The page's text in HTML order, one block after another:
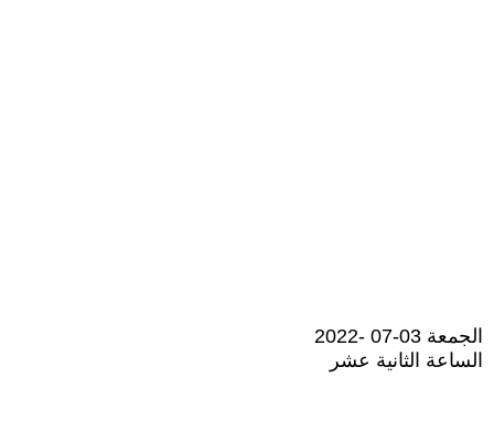
الجمعة 03-07 -2022
الساعة الثانية عشر